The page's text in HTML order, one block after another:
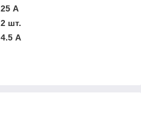
25 А
2 шт.
4.5 А